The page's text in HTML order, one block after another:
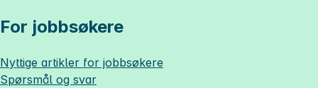
For jobbsøkere
Nyttige artikler for jobbsøkere
Spørsmål og svar